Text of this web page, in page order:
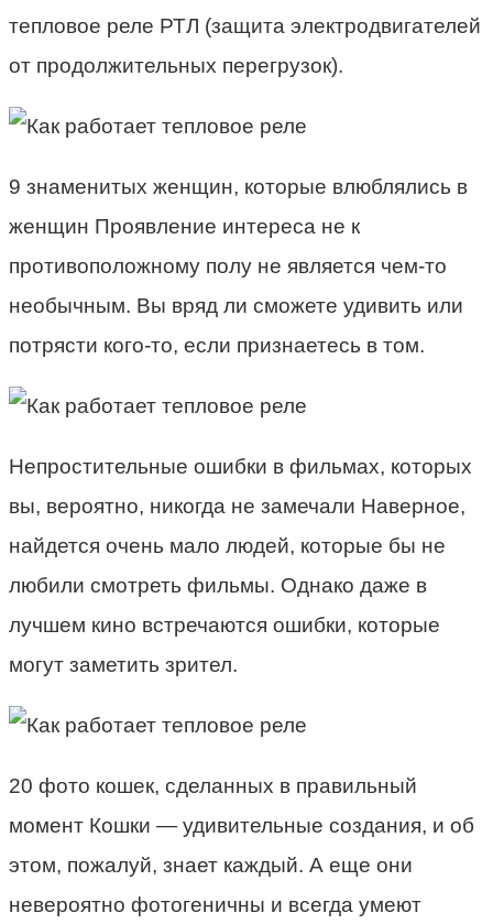
тепловое реле РТЛ (защита электродвигателей
от продолжительных перегрузок).
9 знаменитых женщин, которые влюблялись в
женщин Проявление интереса не к
противоположному полу не является чем-то
необычным. Вы вряд ли сможете удивить или
потрясти кого-то, если признаетесь в том.
Непростительные ошибки в фильмах, которых
вы, вероятно, никогда не замечали Наверное,
найдется очень мало людей, которые бы не
любили смотреть фильмы. Однако даже в
лучшем кино встречаются ошибки, которые
могут заметить зрител.
20 фото кошек, сделанных в правильный
момент Кошки — удивительные создания, и об
этом, пожалуй, знает каждый. А еще они
невероятно фотогеничны и всегда умеют